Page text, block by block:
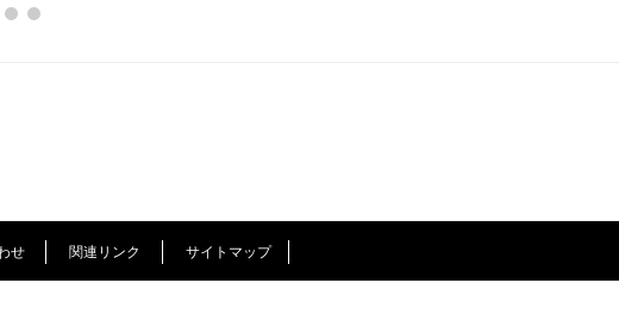
せ 関連リンク サイトマップ